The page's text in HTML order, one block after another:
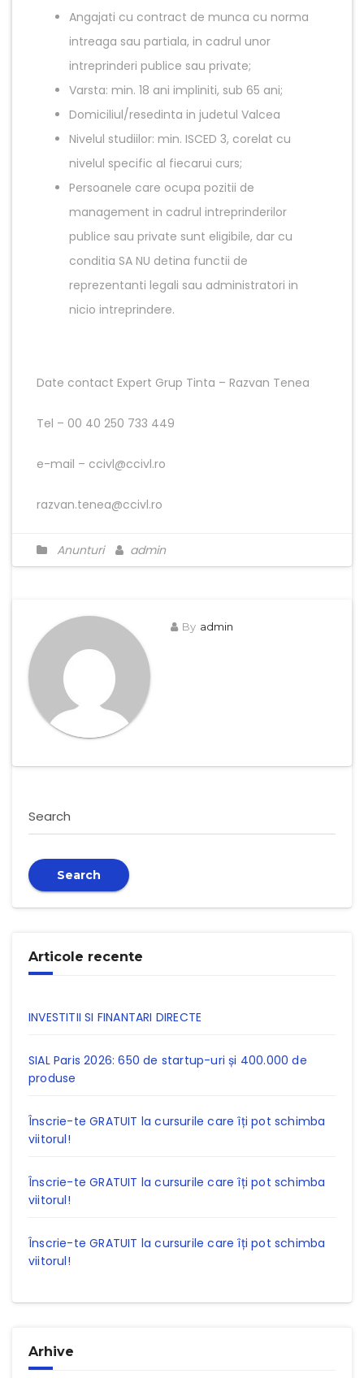
Angajati cu contract de munca cu norma
intreaga sau partiala, in cadrul unor
intreprinderi publice sau private;
Varsta: min. 18 ani impliniti, sub 65 ani;
Domiciliul/resedinta in judetul Valcea
Nivelul studiilor: min. ISCED 3, corelat cu
nivelul specific al fiecarui curs;
Persoanele care ocupa pozitii de
management in cadrul intreprinderilor
publice sau private sunt eligibile, dar cu
conditia SA NU detina functii de
reprezentanti legali sau administratori in
nicio intreprindere.
Date contact Expert Grup Tinta – Razvan Tenea
Tel – 00 40 250 733 449
e-mail – ccivl@ccivl.ro
razvan.tenea@ccivl.ro
Anunturi admin
By admin
Search
Search
Articole recente
INVESTITII SI FINANTARI DIRECTE
SIAL Paris 2026: 650 de startup-uri și 400.000 de
produse
Înscrie-te GRATUIT la cursurile care îți pot schimba
viitorul!
Înscrie-te GRATUIT la cursurile care îți pot schimba
viitorul!
Înscrie-te GRATUIT la cursurile care îți pot schimba
viitorul!
Arhive